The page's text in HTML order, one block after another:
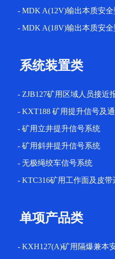
- MDK A(12V)输出本质安
- MDK A(18V)输出本质安
系统装置类
- ZJB127矿用区域人员接近
- KXT188 矿用提升信号及
- 矿用立井提升信号系统
- 矿用斜井提升信号系统
- 无极绳绞车信号系统
- KTC316矿用工作面及皮
单项产品类
- KXH127(A)矿用隔爆兼本